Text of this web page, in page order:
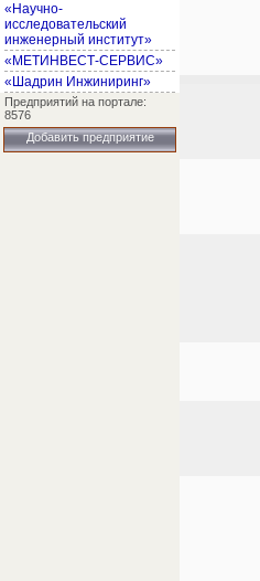
«Научно-
исследовательский
инженерный институт»
«МЕТИНВЕСТ-СЕРВИС»
«Шадрин Инжиниринг»
Предприятий на портале:
8576
Добавить предприятие